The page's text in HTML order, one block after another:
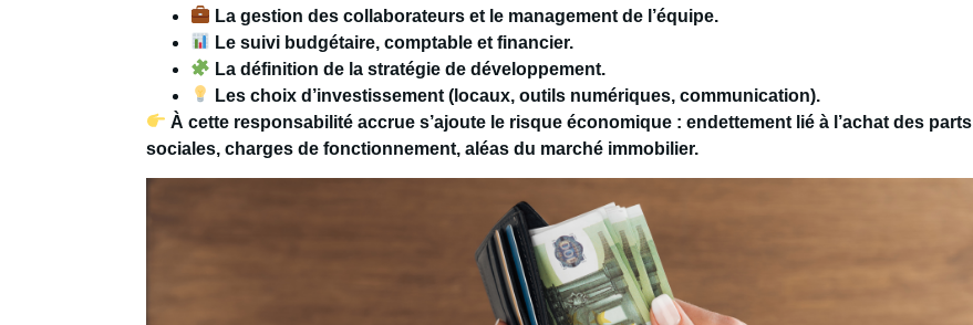
La gestion des collaborateurs et le management de l’équipe.
Le suivi budgétaire, comptable et financier.
La définition de la stratégie de développement.
Les choix d’investissement (locaux, outils numériques, communication).
À cette responsabilité accrue s’ajoute le risque économique : endettement lié à l’achat des parts
sociales, charges de fonctionnement, aléas du marché immobilier.